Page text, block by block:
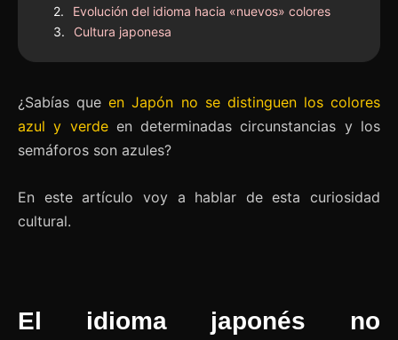
Evolución del idioma hacia «nuevos» colores
Cultura japonesa
¿Sabías queen Japón no se distinguen los colores
azul y verdeen determinadas circunstancias y los
semáforos son azules?
En este artículo voy a hablar de esta curiosidad
cultural.
El idioma japonés no